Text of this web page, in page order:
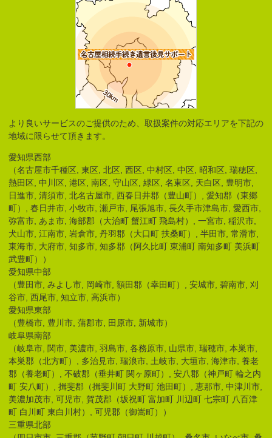
より良いサービスのご提供のため、取扱案件の対応エリアを下記の
地域に限らせて頂きます。
愛知県西部
（名古屋市千種区, 東区, 北区, 西区, 中村区, 中区, 昭和区, 瑞穂区,
熱田区, 中川区, 港区, 南区, 守山区, 緑区, 名東区, 天白区, 豊明市,
日進市, 清須市, 北名古屋市, 西春日井郡（豊山町）, 愛知郡（東郷
町）, 春日井市, 小牧市, 瀬戸市, 尾張旭市, 長久手市津島市, 愛西市,
弥富市, あま市, 海部郡（大治町 蟹江町 飛島村）, 一宮市, 稲沢市,
犬山市, 江南市, 岩倉市, 丹羽郡（大口町 扶桑町）, 半田市, 常滑市,
東海市, 大府市, 知多市, 知多郡（阿久比町 東浦町 南知多町 美浜町
武豊町））
愛知県中部
（豊田市, みよし市, 岡崎市, 額田郡（幸田町）, 安城市, 碧南市, 刈
谷市, 西尾市, 知立市, 高浜市）
愛知県東部
（豊橋市, 豊川市, 蒲郡市, 田原市, 新城市）
岐阜県南部
（岐阜市, 関市, 美濃市, 羽島市, 各務原市, 山県市, 瑞穂市, 本巣市,
本巣郡（北方町）, 多治見市, 瑞浪市, 土岐市, 大垣市, 海津市, 養老
郡（養老町）, 不破郡（垂井町 関ヶ原町）, 安八郡（神戸町 輪之内
町 安八町）, 揖斐郡（揖斐川町 大野町 池田町）, 恵那市, 中津川市,
美濃加茂市, 可児市, 賀茂郡（坂祝町 富加町 川辺町 七宗町 八百津
町 白川町 東白川村）, 可児郡（御嵩町））
三重県北部